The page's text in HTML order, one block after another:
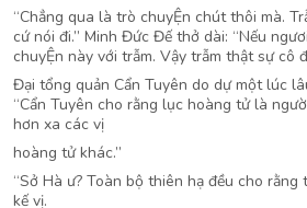
“Chẳng qua là trò chuyỆn chút thôi mà.
cứ nói đi.” Minh Đức Đế thở dài: “Nếu
chuyỆn này với trẫm. Vậy trẫm thật sự cô
Đại tổng quản Cẩn Tuyên do dự một lúc
“Cẩn Tuyên cho rằng lục hoàng tử là
hơn xa các vị
hoàng tử khác.”
“Sở Hà ư? Toàn bộ thiên hạ đều cho rằng
kế vị.